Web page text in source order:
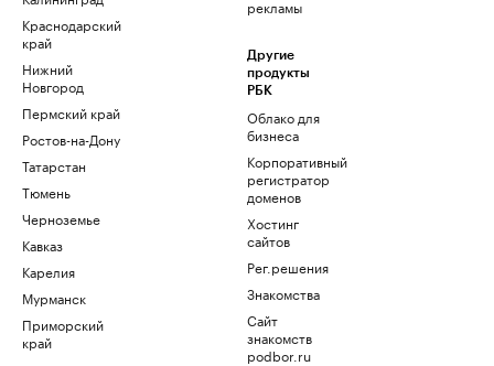
Краснодарский
край
Нижний
Новгород
Пермский край
Ростов-на-Дону
Татарстан
Тюмень
Черноземье
Кавказ
Карелия
Мурманск
Приморский
край
рекламы
Другие
продукты
РБК
Облако для
бизнеса
Корпоративный
регистратор
доменов
Хостинг
сайтов
Рег.решения
Знакомства
Сайт
знакомств
podbor.ru